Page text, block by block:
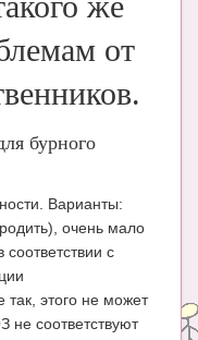
от
бурного
Варианты:
очень мало
с
так, этого не может
не соответствуют